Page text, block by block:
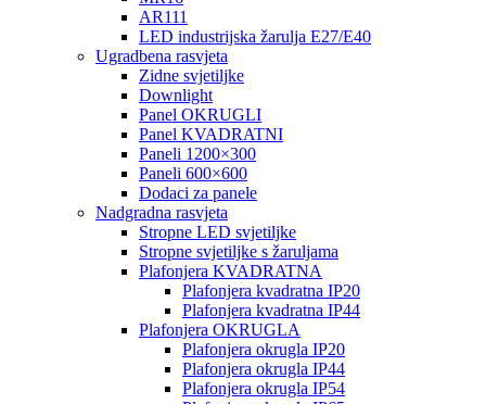
AR111
LED industrijska žarulja E27/E40
Ugradbena rasvjeta
Zidne svjetiljke
Downlight
Panel OKRUGLI
Panel KVADRATNI
Paneli 1200×300
Paneli 600×600
Dodaci za panele
Nadgradna rasvjeta
Stropne LED svjetiljke
Stropne svjetiljke s žaruljama
Plafonjera KVADRATNA
Plafonjera kvadratna IP20
Plafonjera kvadratna IP44
Plafonjera OKRUGLA
Plafonjera okrugla IP20
Plafonjera okrugla IP44
Plafonjera okrugla IP54